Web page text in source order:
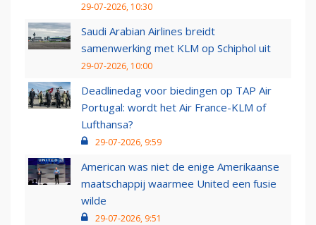
29-07-2026, 10:30
Saudi Arabian Airlines breidt
samenwerking met KLM op Schiphol uit
29-07-2026, 10:00
Deadlinedag voor biedingen op TAP Air
Portugal: wordt het Air France-KLM of
Lufthansa?
29-07-2026, 9:59
American was niet de enige Amerikaanse
maatschappij waarmee United een fusie
wilde
29-07-2026, 9:51